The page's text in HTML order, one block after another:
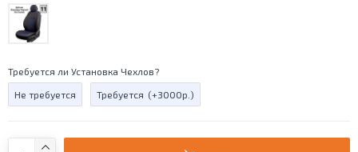
Требуется ли Установка Чехлов?
Не требуется Требуется (+3000р.)